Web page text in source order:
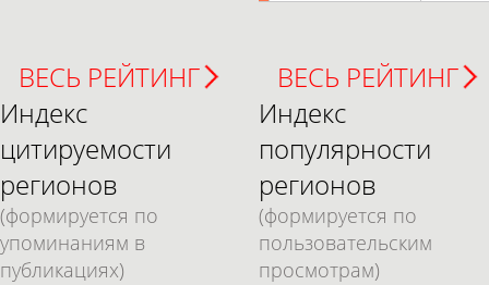
ВЕСЬ РЕЙТИНГ
Индекс
цитируемости
регионов
(формируется по
упоминаниям в
публикациях)
ВЕСЬ РЕЙТИНГ
Индекс
популярности
регионов
(формируется по
пользовательским
просмотрам)